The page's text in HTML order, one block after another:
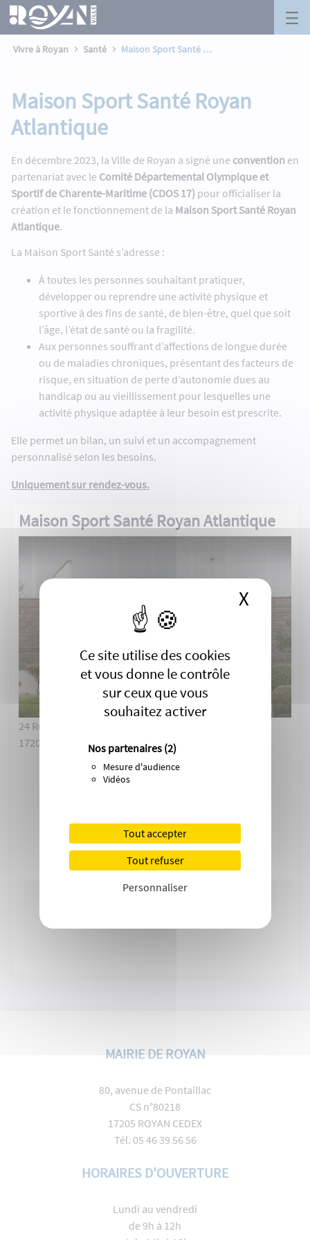
Panneau de gestion des cookies
Ce site utilise des cookies
et vous donne le contrôle
sur ceux que vous
souhaitez activer
Nos partenaires (2)
Mesure d'audience
Vidéos
Tout accepter
Tout refuser
Personnaliser
X
Saut au contenu principal
Maison Sport Santé Royan Atlantique
Vivre à Royan Santé Maison Sport Santé Royan Atlantique
Maison Sport Santé Royan
Atlantique
En décembre 2023, la Ville de Royan a signé une convention en
partenariat avec le Comité Départemental Olympique et
Sportif de Charente-Maritime (CDOS 17) pour officialiser la
création et le fonctionnement de la Maison Sport Santé Royan
Atlantique.
La Maison Sport Santé s’adresse :
À toutes les personnes souhaitant pratiquer,
développer ou reprendre une activité physique et
sportive à des fins de santé, de bien-être, quel que soit
l’âge, l’état de santé ou la fragilité.
Aux personnes souffrant d’affections de longue durée
ou de maladies chroniques, présentant des facteurs de
risque, en situation de perte d’autonomie dues au
handicap ou au vieillissement pour lesquelles une
activité physique adaptée à leur besoin est prescrite.
Elle permet un bilan, un suivi et un accompagnement
personnalisé selon les besoins.
Uniquement sur rendez-vous.
Maison Sport Santé Royan Atlantique
24 Rue Henry Dunant - Espace Cordouan
17200 Royan
MAIRIE DE ROYAN
80, avenue de Pontaillac
CS n°80218
17205 ROYAN CEDEX
Tél. 05 46 39 56 56
HORAIRES D'OUVERTURE
Lundi au vendredi
de 9h à 12h